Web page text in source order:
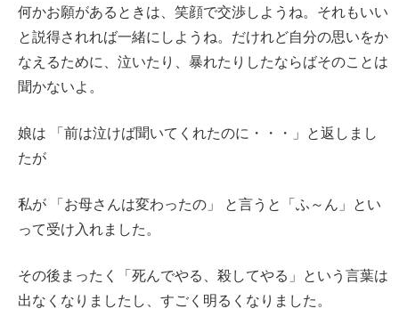
何かお願があるときは、笑顔で交渉しようね。それもいい
と説得されれば一緒にしようね。だけれど自分の思いをか
なえるために、泣いたり、暴れたりしたならばそのことは
聞かないよ。
娘は 「前は泣けば聞いてくれたのに・・・」と返しまし
たが
私が 「お母さんは変わったの」 と言うと「ふ～ん」とい
って受け入れました。
その後まったく「死んでやる、殺してやる」という言葉は
出なくなりましたし、すごく明るくなりました。